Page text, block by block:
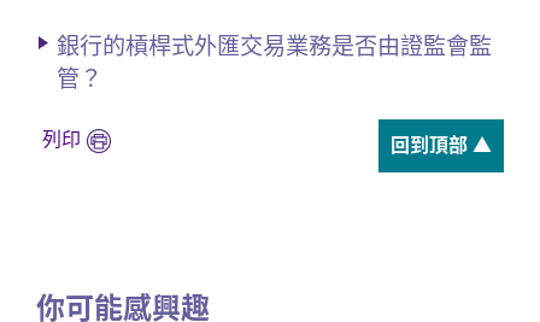
銀行的槓桿式外匯交易業務是否由證監會監
管？
列印 回到頂部 ▲
你可能感興趣